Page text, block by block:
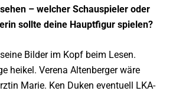
– welcher Schauspieler oder
sollte deine Hauptfigur spielen?
Bilder im Kopf beim Lesen.
heikel. Verena Altenberger wäre
Marie. Ken Duken eventuell LKA-